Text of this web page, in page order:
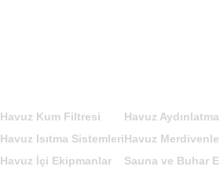
Havuz Kum Filtresi
Havuz Isıtma Sistemleri
Havuz İçi Ekipmanlar
Havuz Aydınlatma
Havuz
Sauna ve Buhar